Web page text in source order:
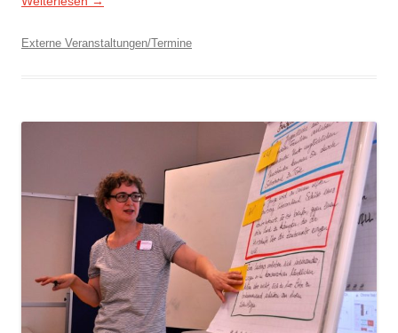
Externe Veranstaltungen/Termine